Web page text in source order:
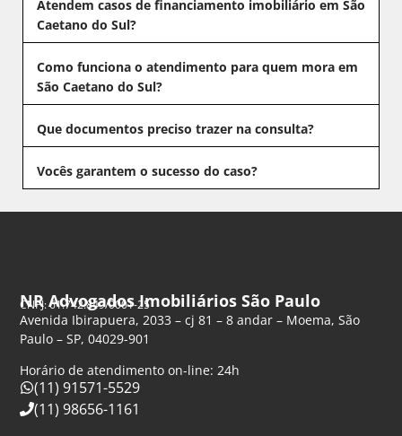
Atendem casos de financiamento imobiliário em São
Caetano do Sul?
Como funciona o atendimento para quem mora em
São Caetano do Sul?
Que documentos preciso trazer na consulta?
Vocês garantem o sucesso do caso?
NR Advogados Imobiliários São Paulo
CNPJ: 61.742.849/0001-25
Avenida Ibirapuera, 2033 – cj 81 – 8 andar – Moema, São
Paulo – SP, 04029-901
Horário de atendimento on-line: 24h
(11) 91571-5529
(11) 98656-1161